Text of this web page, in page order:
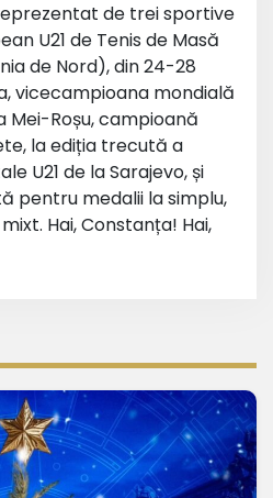
de trei sportive
U21 de Tenis de Masă
de Nord), din 24-28
vicecampioana mondială
Mei-Roșu, campioană
la ediția trecută a
U21 de la Sarajevo, și
pentru medalii la simplu,
Hai, Constanța! Hai,